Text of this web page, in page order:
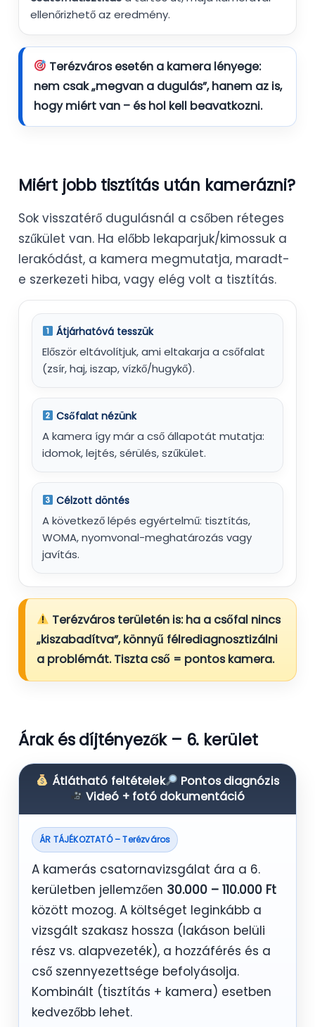
ellenőrizhető az eredmény.
Terézváros esetén a kamera lényege:
nem csak „megvan a dugulás”, hanem az is,
hogymiért van – és hol kell beavatkozni.
Miért jobb tisztítás után kamerázni?
Sok visszatérő dugulásnál a csőben réteges
szűkület van. Ha előbb lekaparjuk/kimossuk a
lerakódást, a kamera megmutatja, maradt-
e szerkezeti hiba, vagy elég volt a tisztítás.
Átjárhatóvá tesszük
Először eltávolítjuk, ami eltakarja a csőfalat
(zsír, haj, iszap, vízkő/hugykő).
Csőfalat nézünk
A kamera így már a cső állapotát mutatja:
idomok, lejtés, sérülés, szűkület.
Célzott döntés
A következő lépés egyértelmű: tisztítás,
WOMA, nyomvonal-meghatározás vagy
javítás.
Terézváros területén is: ha a csőfal nincs
„kiszabadítva”, könnyű félrediagnosztizálni
a problémát. Tiszta cső = pontos kamera.
Árak és díjtényezők – 6. kerület
Átlátható feltételek
Pontos diagnózis
Videó + fotó dokumentáció
ÁR TÁJÉKOZTATÓ – Terézváros
A kamerás csatornavizsgálat ára a 6.
kerületben jellemzően 30.000 – 110.000 Ft
között mozog. A költséget leginkább a
vizsgált szakasz hossza (lakáson belüli
rész vs. alapvezeték), a hozzáférés és a
cső szennyezettsége befolyásolja.
Kombinált (tisztítás + kamera) esetben
kedvezőbb lehet.